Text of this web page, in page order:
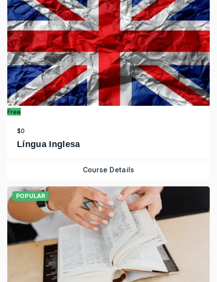
Free
$0
Língua Inglesa
Course Details
POPULAR